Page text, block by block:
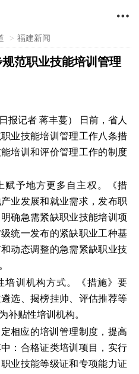

> 福建新闻
范职业技能培训管理
日报记者 蒋丰蔓） 日前，省人
业技能培训管理工作八条措
培训和评价管理工作的制度
赋予地方更多自主权。《措
业发展和就业需求，发布职
确急需紧缺职业技能培训项
统一发布的紧缺职业工种基
动态调整的急需紧缺职业技
培训机构方式。《措施》要
选、揭榜挂帅、评估推荐等
补贴性培训机构。
相应的培训管理制度，提高
：合格证类培训项目，实行
业技能等级证和专项能力证